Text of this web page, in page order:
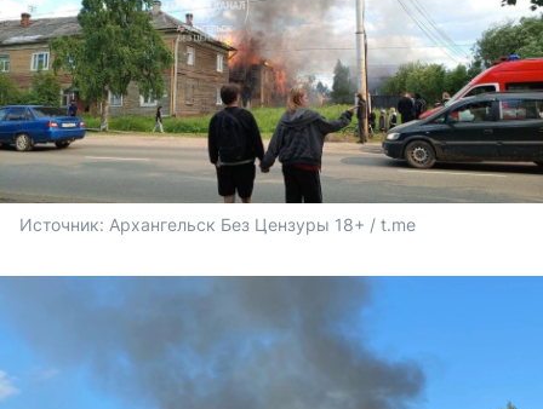
Источник: Архангельск Без Цензуры 18+ / t.me